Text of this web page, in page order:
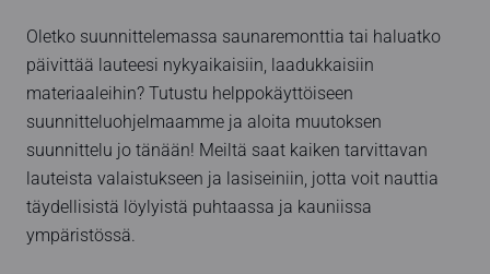
Oletko suunnittelemassa saunaremonttia tai haluatko
päivittää lauteesi nykyaikaisiin, laadukkaisiin
materiaaleihin? Tutustu helppokäyttöiseen
suunnitteluohjelmaamme ja aloita muutoksen
suunnittelu jo tänään! Meiltä saat kaiken tarvittavan
lauteista valaistukseen ja lasiseiniin, jotta voit nauttia
täydellisistä löylyistä puhtaassa ja kauniissa
ympäristössä.